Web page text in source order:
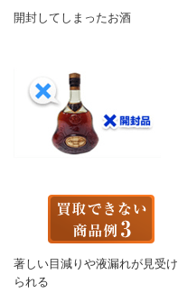
開封してしまったお酒
著しい目減りや液漏れが見受け
られる